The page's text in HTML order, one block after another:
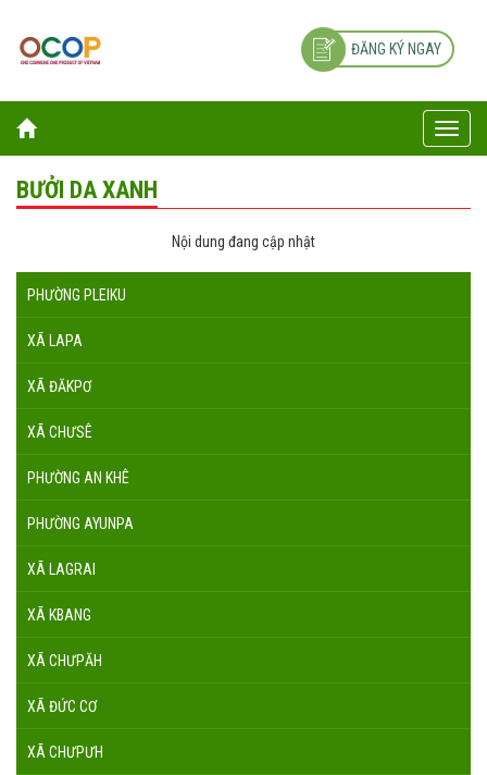
ĐĂNG KÝ NGAY
Toggle
BƯỞI DA XANH
Nội dung đang cập nhật
PHƯỜNG PLEIKU
XÃ LAPA
XÃ ĐĂKPƠ
XÃ CHƯSÊ
PHƯỜNG AN KHÊ
PHƯỜNG AYUNPA
XÃ LAGRAI
XÃ KBANG
XÃ CHƯPĂH
XÃ ĐỨC CƠ
XÃ CHƯPƯH